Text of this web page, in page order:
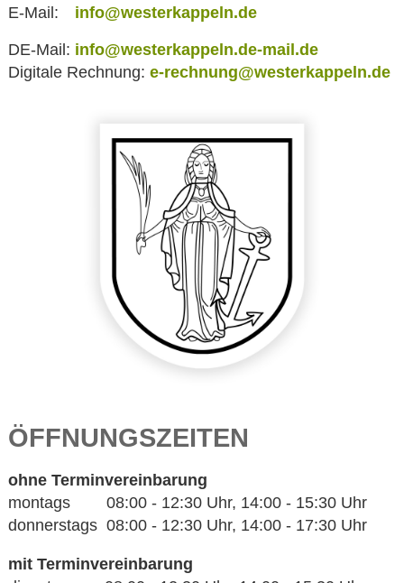
E-Mail:
info@westerkappeln.de
DE-Mail: info@westerkappeln.de-mail.de
Digitale Rechnung: e-rechnung@westerkappeln.de
ÖFFNUNGSZEITEN
ohne Terminvereinbarung
montags 08:00 - 12:30 Uhr, 14:00 - 15:30 Uhr
donnerstags 08:00 - 12:30 Uhr, 14:00 - 17:30 Uhr
mit Terminvereinbarung